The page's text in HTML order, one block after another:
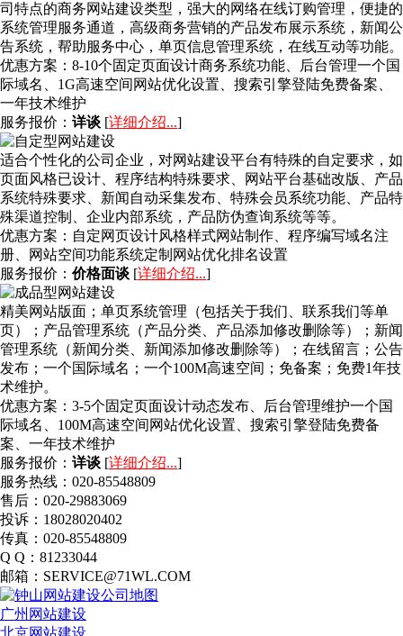
司特点的商务网站建设类型，强大的网络在线订购管理，便捷的
系统管理服务通道，高级商务营销的产品发布展示系统，新闻公
告系统，帮助服务中心，单页信息管理系统，在线互动等功能。
优惠方案： 8-10个固定页面设计商务系统功能、后台管理一个国
际域名、1G高速空间网站优化设置、搜索引擎登陆免费备案、
一年技术维护
服务报价： 详谈 [详细介绍...]
适合个性化的公司企业，对网站建设平台有特殊的自定要求，如
页面风格已设计、程序结构特殊要求、网站平台基础改版、产品
系统特殊要求、新闻自动采集发布、特殊会员系统功能、产品特
殊渠道控制、企业内部系统，产品防伪查询系统等等。
优惠方案： 自定网页设计风格样式网站制作、程序编写域名注
册、网站空间功能系统定制网站优化排名设置
服务报价： 价格面谈 [详细介绍...]
精美网站版面；单页系统管理（包括关于我们、联系我们等单
页）；产品管理系统（产品分类、产品添加修改删除等）；新闻
管理系统（新闻分类、新闻添加修改删除等）；在线留言；公告
发布；一个国际域名；一个100M高速空间；免备案；免费1年技
术维护。
优惠方案： 3-5个固定页面设计动态发布、后台管理维护一个国
际域名、100M高速空间网站优化设置、搜索引擎登陆免费备
案、一年技术维护
服务报价： 详谈 [详细介绍...]
服务热线：020-85548809
售后：020-29883069
投诉：18028020402
传真：020-85548809
Q Q：81233044
邮箱：SERVICE@71WL.COM
广州网站建设
北京网站建设